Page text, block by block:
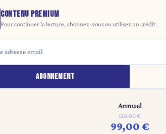
CONTENU PREMIUM
Pour continuer la lecture, abonnez-vous ou utilisez un crédit.
ABONNEMENT
Annuel
120,00 €
99,00 €